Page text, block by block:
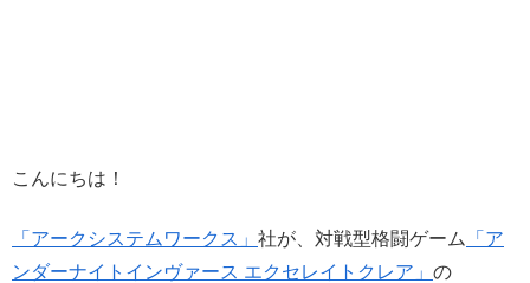
こんにちは！
「アークシステムワークス」 社が、対戦型格闘ゲーム
「ア
ンダーナイトインヴァース エクセレイトクレア」 の